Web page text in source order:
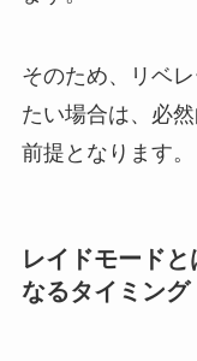
そのため、リベ
たい場合は、必
前提となります。
レイドモード
なるタイミング